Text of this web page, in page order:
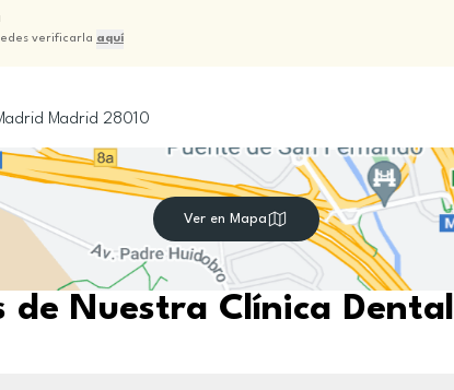
verificarla aquí
Madrid 28010
Ver en Mapa
de Nuestra Clínica Dental